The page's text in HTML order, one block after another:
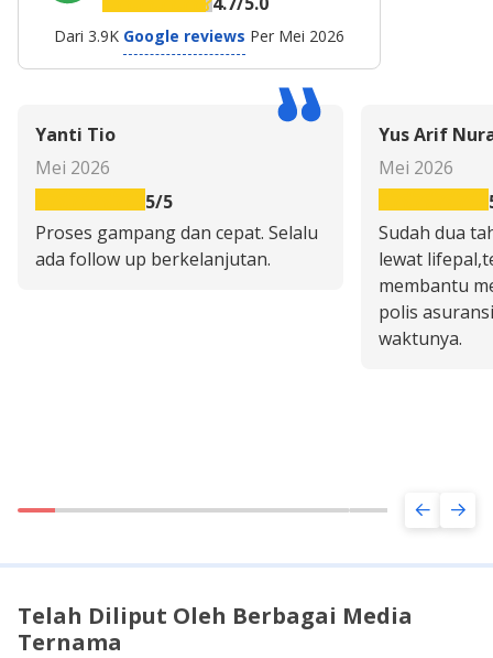
Dari 3.9K Google reviews Per Mei 2026
Yanti Tio
Mei 2026
5/5
Proses gampang dan cepat. Selalu
ada follow up berkelanjutan.
Yus Arif
Mei 2026
Sudah dua
lewat
membantu
polis
waktunya.
Telah Diliput Oleh Berbagai Media
Ternama